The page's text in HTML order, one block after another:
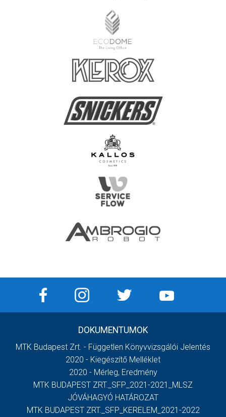
DOKUMENTUMOK
MTK Budapest Zrt. - Független Könyvvizsgálói Jelentés
2020 - Kiegészítő Melléklet
2020 - Mérleg, Eredmény
MTK BUDAPEST ZRT._SFP_2021-2021_MLSZ
JÓVÁHAGYÓ HATÁROZAT
MTK BUDAPEST ZRT._SFP_KERELEM_2021-2022